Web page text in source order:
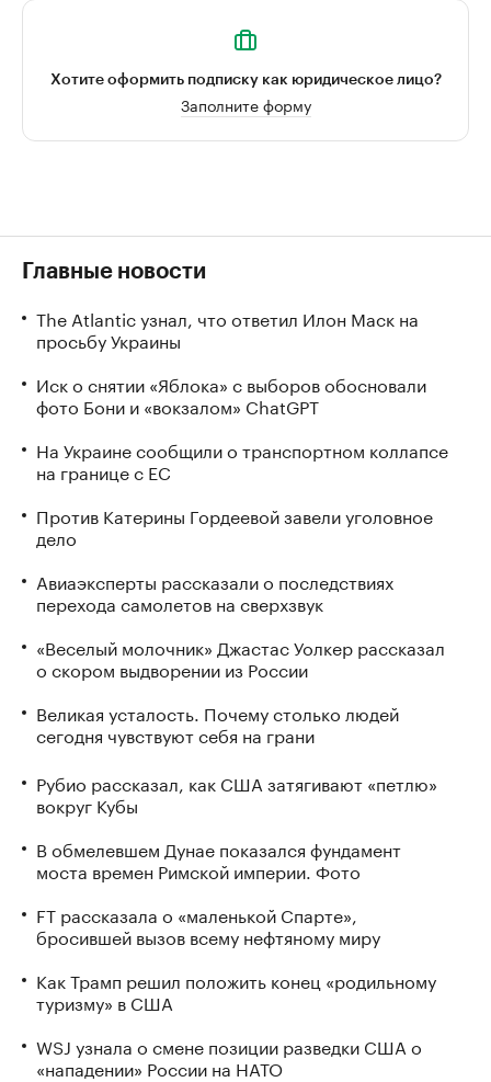
Хотите оформить подписку как юридическое лицо?
Заполните форму
Главные новости
The Atlantic узнал, что ответил Илон Маск на
просьбу Украины
Иск о снятии «Яблока» с выборов обосновали
фото Бони и «вокзалом» ChatGPT
На Украине сообщили о транспортном коллапсе
на границе с ЕС
Против Катерины Гордеевой завели уголовное
дело
Авиаэксперты рассказали о последствиях
перехода самолетов на сверхзвук
«Веселый молочник» Джастас Уолкер рассказал
о скором выдворении из России
Великая усталость. Почему столько людей
сегодня чувствуют себя на грани
Рубио рассказал, как США затягивают «петлю»
вокруг Кубы
В обмелевшем Дунае показался фундамент
моста времен Римской империи. Фото
FT рассказала о «маленькой Спарте»,
бросившей вызов всему нефтяному миру
Как Трамп решил положить конец «родильному
туризму» в США
WSJ узнала о смене позиции разведки США о
«нападении» России на НАТО